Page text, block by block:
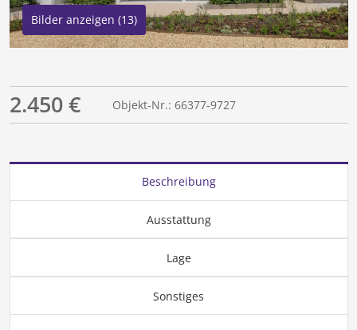
Bilder anzeigen (13)
2.450 € Objekt-Nr.: 66377-9727
Beschreibung
Ausstattung
Lage
Sonstiges